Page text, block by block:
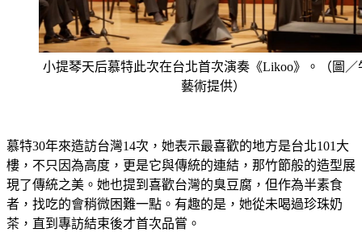
小提琴天后慕特此次在台北首次演奏《Likoo》。（圖／
藝術提供）
慕特30年來造訪台灣14次，她表示最喜歡的地方是台北101大
樓，不只因為高度，更是它與傳統的連結，那竹節般的造型展
現了傳統之美。她也提到喜歡台灣的臭豆腐，但作為半素食
者，找吃的會稍微困難一點。有趣的是，她從未喝過珍珠奶
茶，直到專訪結束後才首次品嘗。